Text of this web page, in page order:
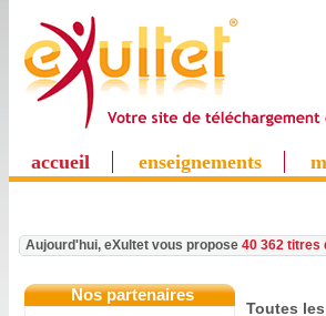
accueil enseignements
Aujourd'hui, eXultet vous propose 40 362 titres
Nos partenaires
Toutes